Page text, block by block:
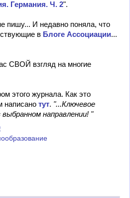
Германия. Ч. 2".
пишу... И недавно поняла, что
в Блоге Ассоциации...
СВОЙ взгляд на многие
этого журнала. Как это
написано тут. "...Ключевое
направлении! "